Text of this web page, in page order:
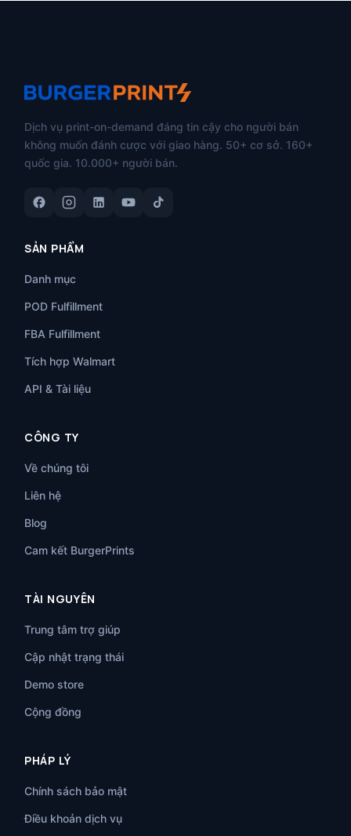
Dịch vụ print-on-demand đáng tin cậy cho người bán
không muốn đánh cược với giao hàng. 50+ cơ sở. 160+
quốc gia. 10.000+ người bán.
SẢN PHẨM
Danh mục
POD Fulfillment
FBA Fulfillment
Tích hợp Walmart
API & Tài liệu
CÔNG TY
Về chúng tôi
Liên hệ
Blog
Cam kết BurgerPrints
TÀI NGUYÊN
Trung tâm trợ giúp
Cập nhật trạng thái
Demo store
Cộng đồng
PHÁP LÝ
Chính sách bảo mật
Điều khoản dịch vụ